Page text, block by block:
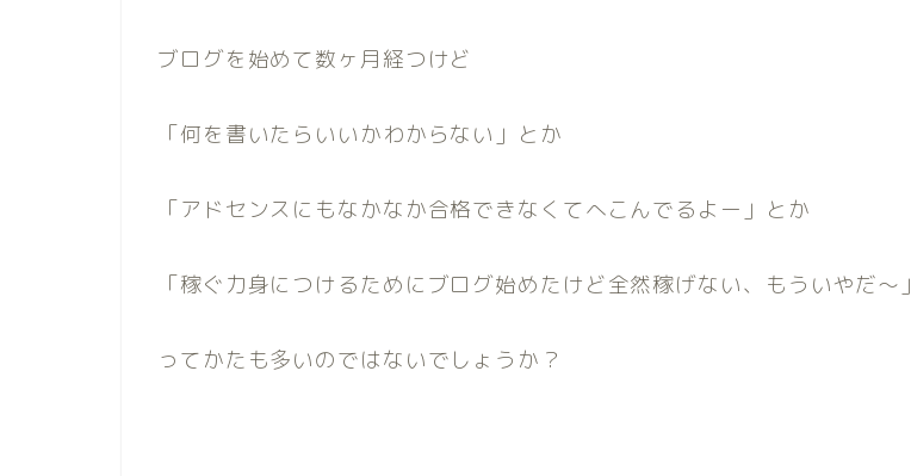
ブログを始めて数ヶ月経つけど
「何を書いたらいいかわからない」とか
「アドセンスにもなかなか合格できなくてへこんでるよー」とか
「稼ぐ力身につけるためにブログ始めたけど全然稼げない、もういやだ〜」
ってかたも多いのではないでしょうか？